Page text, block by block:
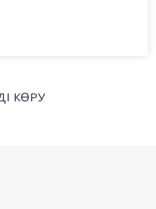
КӨРУ